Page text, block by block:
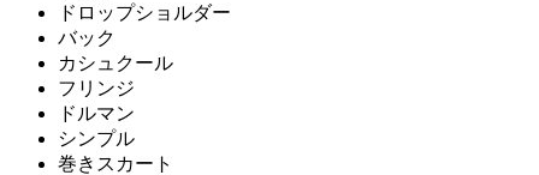
ドロップショルダー
バック
カシュクール
フリンジ
ドルマン
シンプル
巻きスカート